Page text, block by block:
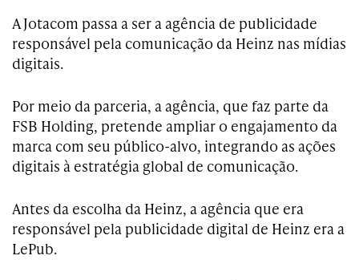
A Jotacom passa a ser a agência de publicidade
responsável pela comunicação da Heinz nas mídias
digitais.
Por meio da parceria, a agência, que faz parte da
FSB Holding, pretende ampliar o engajamento da
marca com seu público-alvo, integrando as ações
digitais à estratégia global de comunicação.
Antes da escolha da Heinz, a agência que era
responsável pela publicidade digital de Heinz era a
LePub.